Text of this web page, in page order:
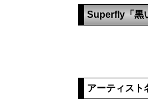
Superfly「
アーティスト